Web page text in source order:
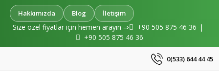
Hakkımızda Blog İletişim
Size özel fiyatlar için hemen arayın ⇒ +90 505 875 46 36 |
+90 505 875 46 36
0(533) 644 44 45